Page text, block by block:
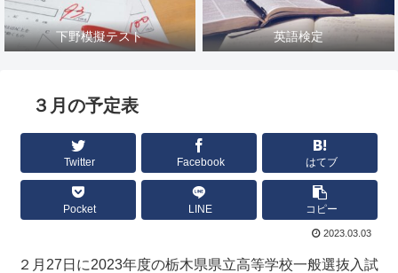
下野模擬テスト 英語検定
３月の予定表
Twitter Facebook はてブ
Pocket LINE コピー
2023.03.03
２月27日に2023年度の栃木県県立高等学校一般選抜入試